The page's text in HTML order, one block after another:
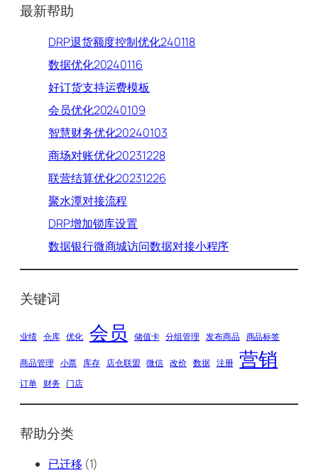
最新帮助
DRP退货额度控制优化240118
数据优化20240116
好订货支持运费模板
会员优化20240109
智慧财务优化20240103
商场对账优化20231228
联营结算优化20231226
聚水潭对接流程
DRP增加锁库设置
数据银行微商城访问数据对接小程序
关键词
业绩 仓库 优化 会员 储值卡 分组管理 发布商品 商品标签
商品管理 小票 库存 店仓联盟 微信 改价 数据 注册 营销
订单 财务 门店
帮助分类
已迁移 (1)